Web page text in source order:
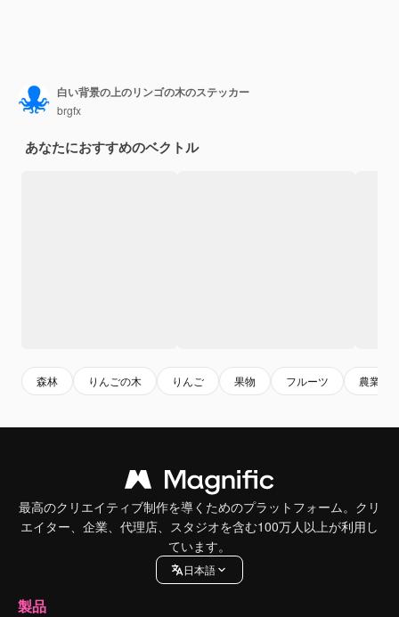
白い背景の上のリンゴの木のステッカー
brgfx
あなたにおすすめのベクトル
森林 りんごの木 りんご 果物 フルーツ 農業
最高のクリエイティブ制作を導くためのプラットフォーム。クリ
エイター、企業、代理店、スタジオを含む100万人以上が利用し
ています。
日本語
製品